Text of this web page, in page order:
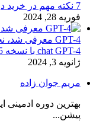
7 نکته مهم در خرید دوربین مداربسته + راهنمای خرید
فوریه 28, 2024
chat GPT-4 با نسخه 3.5
ژانویه 3, 2024
مریم جوان زاده
بهترین دوره ادمینی
پیشن...